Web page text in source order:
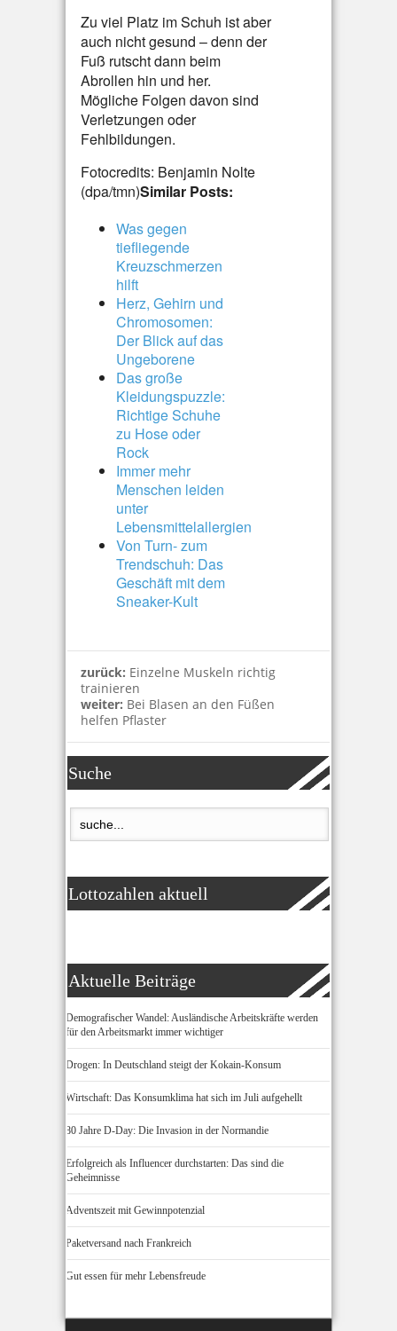
Zu viel Platz im Schuh ist aber
auch nicht gesund – denn der
Fuß rutscht dann beim
Abrollen hin und her.
Mögliche Folgen davon sind
Verletzungen oder
Fehlbildungen.
Fotocredits: Benjamin Nolte
(dpa/tmn)Similar Posts:
Was gegen
tiefliegende
Kreuzschmerzen
hilft
Herz, Gehirn und
Chromosomen:
Der Blick auf das
Ungeborene
Das große
Kleidungspuzzle:
Richtige Schuhe
zu Hose oder
Rock
Immer mehr
Menschen leiden
unter
Lebensmittelallergien
Von Turn- zum
Trendschuh: Das
Geschäft mit dem
Sneaker-Kult
zurück: Einzelne Muskeln richtig
trainieren
weiter: Bei Blasen an den Füßen
helfen Pflaster
Suche
Lottozahlen aktuell
Aktuelle Beiträge
Demografischer Wandel: Ausländische Arbeitskräfte werden
für den Arbeitsmarkt immer wichtiger
Drogen: In Deutschland steigt der Kokain-Konsum
Wirtschaft: Das Konsumklima hat sich im Juli aufgehellt
80 Jahre D-Day: Die Invasion in der Normandie
Erfolgreich als Influencer durchstarten: Das sind die
Geheimnisse
Adventszeit mit Gewinnpotenzial
Paketversand nach Frankreich
Gut essen für mehr Lebensfreude